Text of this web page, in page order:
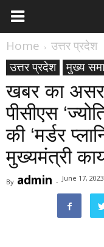
Home
उत्तर प्रदेश
उत्तर प्रदेश
मुख्य
खबर का असर
पीसीएस
की ‘मर्डर
मुख्यमंत्री
By admin - June 17, 2023